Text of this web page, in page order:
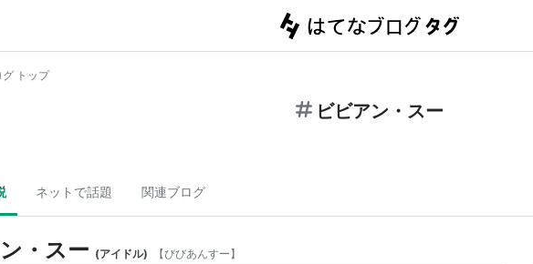
グ トップ
ビビアン・スー
ネットで話題 関連ブログ
・スー (アイドル) 【びびあんすー】